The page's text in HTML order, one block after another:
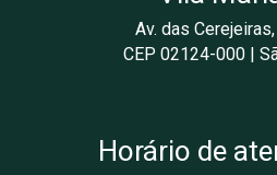
Av. das
CEP 02124-000 |
Horário de